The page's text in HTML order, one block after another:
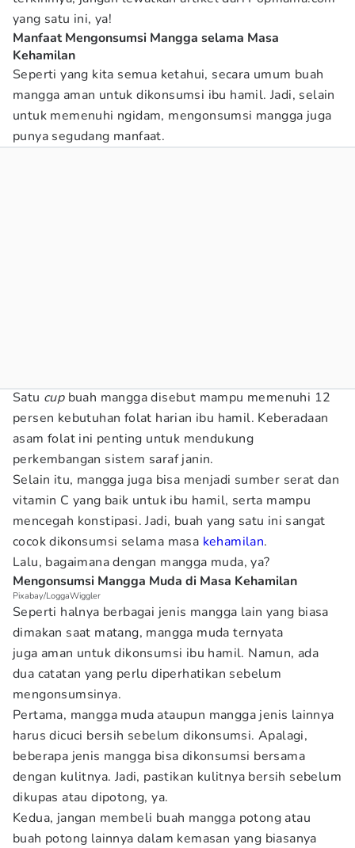
yang satu ini, ya!
Manfaat Mengonsumsi Mangga selama Masa
Kehamilan
Seperti yang kita semua ketahui, secara umum buah
mangga aman untuk dikonsumsi ibu hamil. Jadi, selain
untuk memenuhi ngidam, mengonsumsi mangga juga
punya segudang manfaat.
Satu cupbuah mangga disebut mampu memenuhi 12
persen kebutuhan folat harian ibu hamil. Keberadaan
asam folat ini penting untuk mendukung
perkembangan sistem saraf janin.
Selain itu, mangga juga bisa menjadi sumber serat dan
vitamin C yang baik untuk ibu hamil, serta mampu
mencegah konstipasi. Jadi, buah yang satu ini sangat
cocok dikonsumsi selama masa kehamilan.
Lalu, bagaimana dengan mangga muda, ya?
Mengonsumsi Mangga Muda di Masa Kehamilan
Pixabay/LoggaWiggler
Seperti halnya berbagai jenis mangga lain yang biasa
dimakan saat matang, mangga muda ternyata
juga aman untuk dikonsumsi ibu hamil. Namun, ada
dua catatan yang perlu diperhatikan sebelum
mengonsumsinya.
Pertama, mangga muda ataupun mangga jenis lainnya
harus dicuci bersih sebelum dikonsumsi. Apalagi,
beberapa jenis mangga bisa dikonsumsi bersama
dengan kulitnya. Jadi, pastikan kulitnya bersih sebelum
dikupas atau dipotong, ya.
Kedua, jangan membeli buah mangga potong atau
buah potong lainnya dalam kemasan yang biasanya